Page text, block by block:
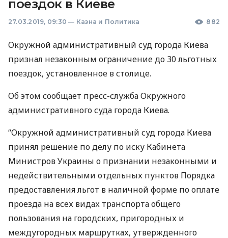
поездок в Киеве
27.03.2019, 09:30 — Казна и Политика 882
Окружной административный суд города Киева
признал незаконным ограничение до 30 льготных
поездок, установленное в столице.
Об этом сообщает пресс-служба Окружного
административного суда города Киева.
“Окружной административный суд города Киева
принял решение по делу по иску Кабинета
Министров Украины о признании незаконными и
недействительными отдельных пунктов Порядка
предоставления льгот в наличной форме по оплате
проезда на всех видах транспорта общего
пользования на городских, пригородных и
междугородных маршрутках, утвержденного